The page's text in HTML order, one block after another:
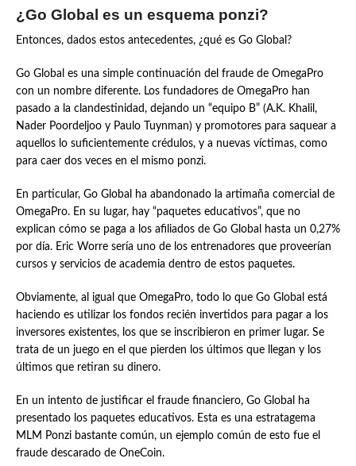
¿Go Global es un esquema ponzi?
Entonces, dados estos antecedentes, ¿qué es Go Global?
Go Global es una simple continuación del fraude de OmegaPro
con un nombre diferente. Los fundadores de OmegaPro han
pasado a la clandestinidad, dejando un “equipo B” (A.K. Khalil,
Nader Poordeljoo y Paulo Tuynman) y promotores para saquear a
aquellos lo suficientemente crédulos, y a nuevas víctimas, como
para caer dos veces en el mismo ponzi.
En particular, Go Global ha abandonado la artimaña comercial de
OmegaPro. En su lugar, hay “paquetes educativos”, que no
explican cómo se paga a los afiliados de Go Global hasta un 0,27%
por día. Eric Worre sería uno de los entrenadores que proveerían
cursos y servicios de academia dentro de estos paquetes.
Obviamente, al igual que OmegaPro, todo lo que Go Global está
haciendo es utilizar los fondos recién invertidos para pagar a los
inversores existentes, los que se inscribieron en primer lugar. Se
trata de un juego en el que pierden los últimos que llegan y los
últimos que retiran su dinero.
En un intento de justificar el fraude financiero, Go Global ha
presentado los paquetes educativos. Esta es una estratagema
MLM Ponzi bastante común, un ejemplo común de esto fue el
fraude descarado de OneCoin.